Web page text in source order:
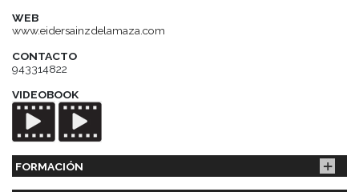
WEB
www.eidersainzdelamaza.com
CONTACTO
943314822
VIDEOBOOK
FORMACIÓN